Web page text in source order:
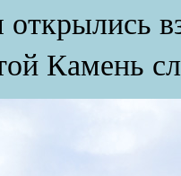
Камень